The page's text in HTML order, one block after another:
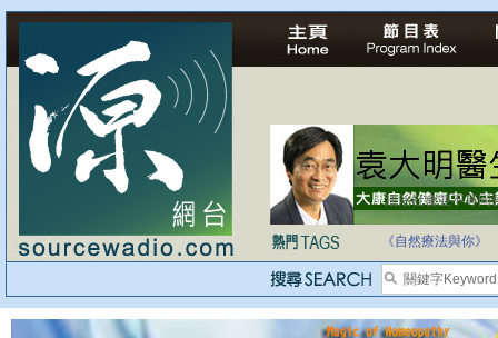
自家教育合法化-
《自然療法與你》